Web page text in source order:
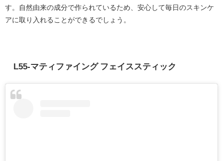
す。自然由来の成分で作られているため、安心して毎日のスキンケ
アに取り入れることができるでしょう。
L55-マティファイング フェイススティック